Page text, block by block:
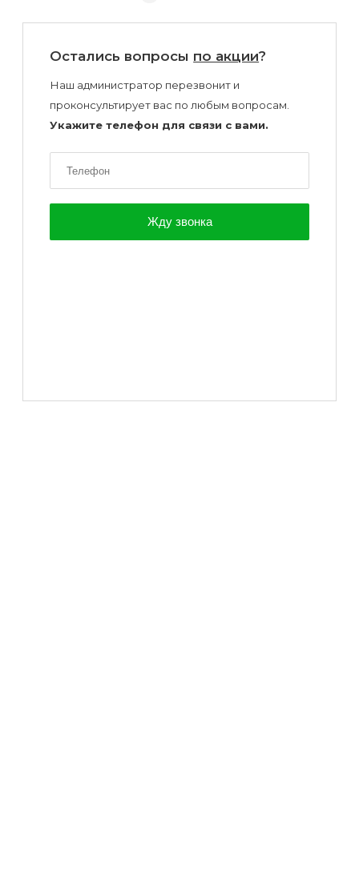
Остались вопросы по акции?
Наш администратор перезвонит и
проконсультирует вас по любым вопросам.
Укажите телефон для связи с вами.